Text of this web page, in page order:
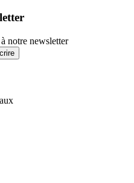
notre newsletter